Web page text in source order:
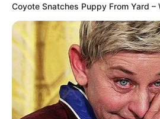
Coyote Snatches Puppy From Yard